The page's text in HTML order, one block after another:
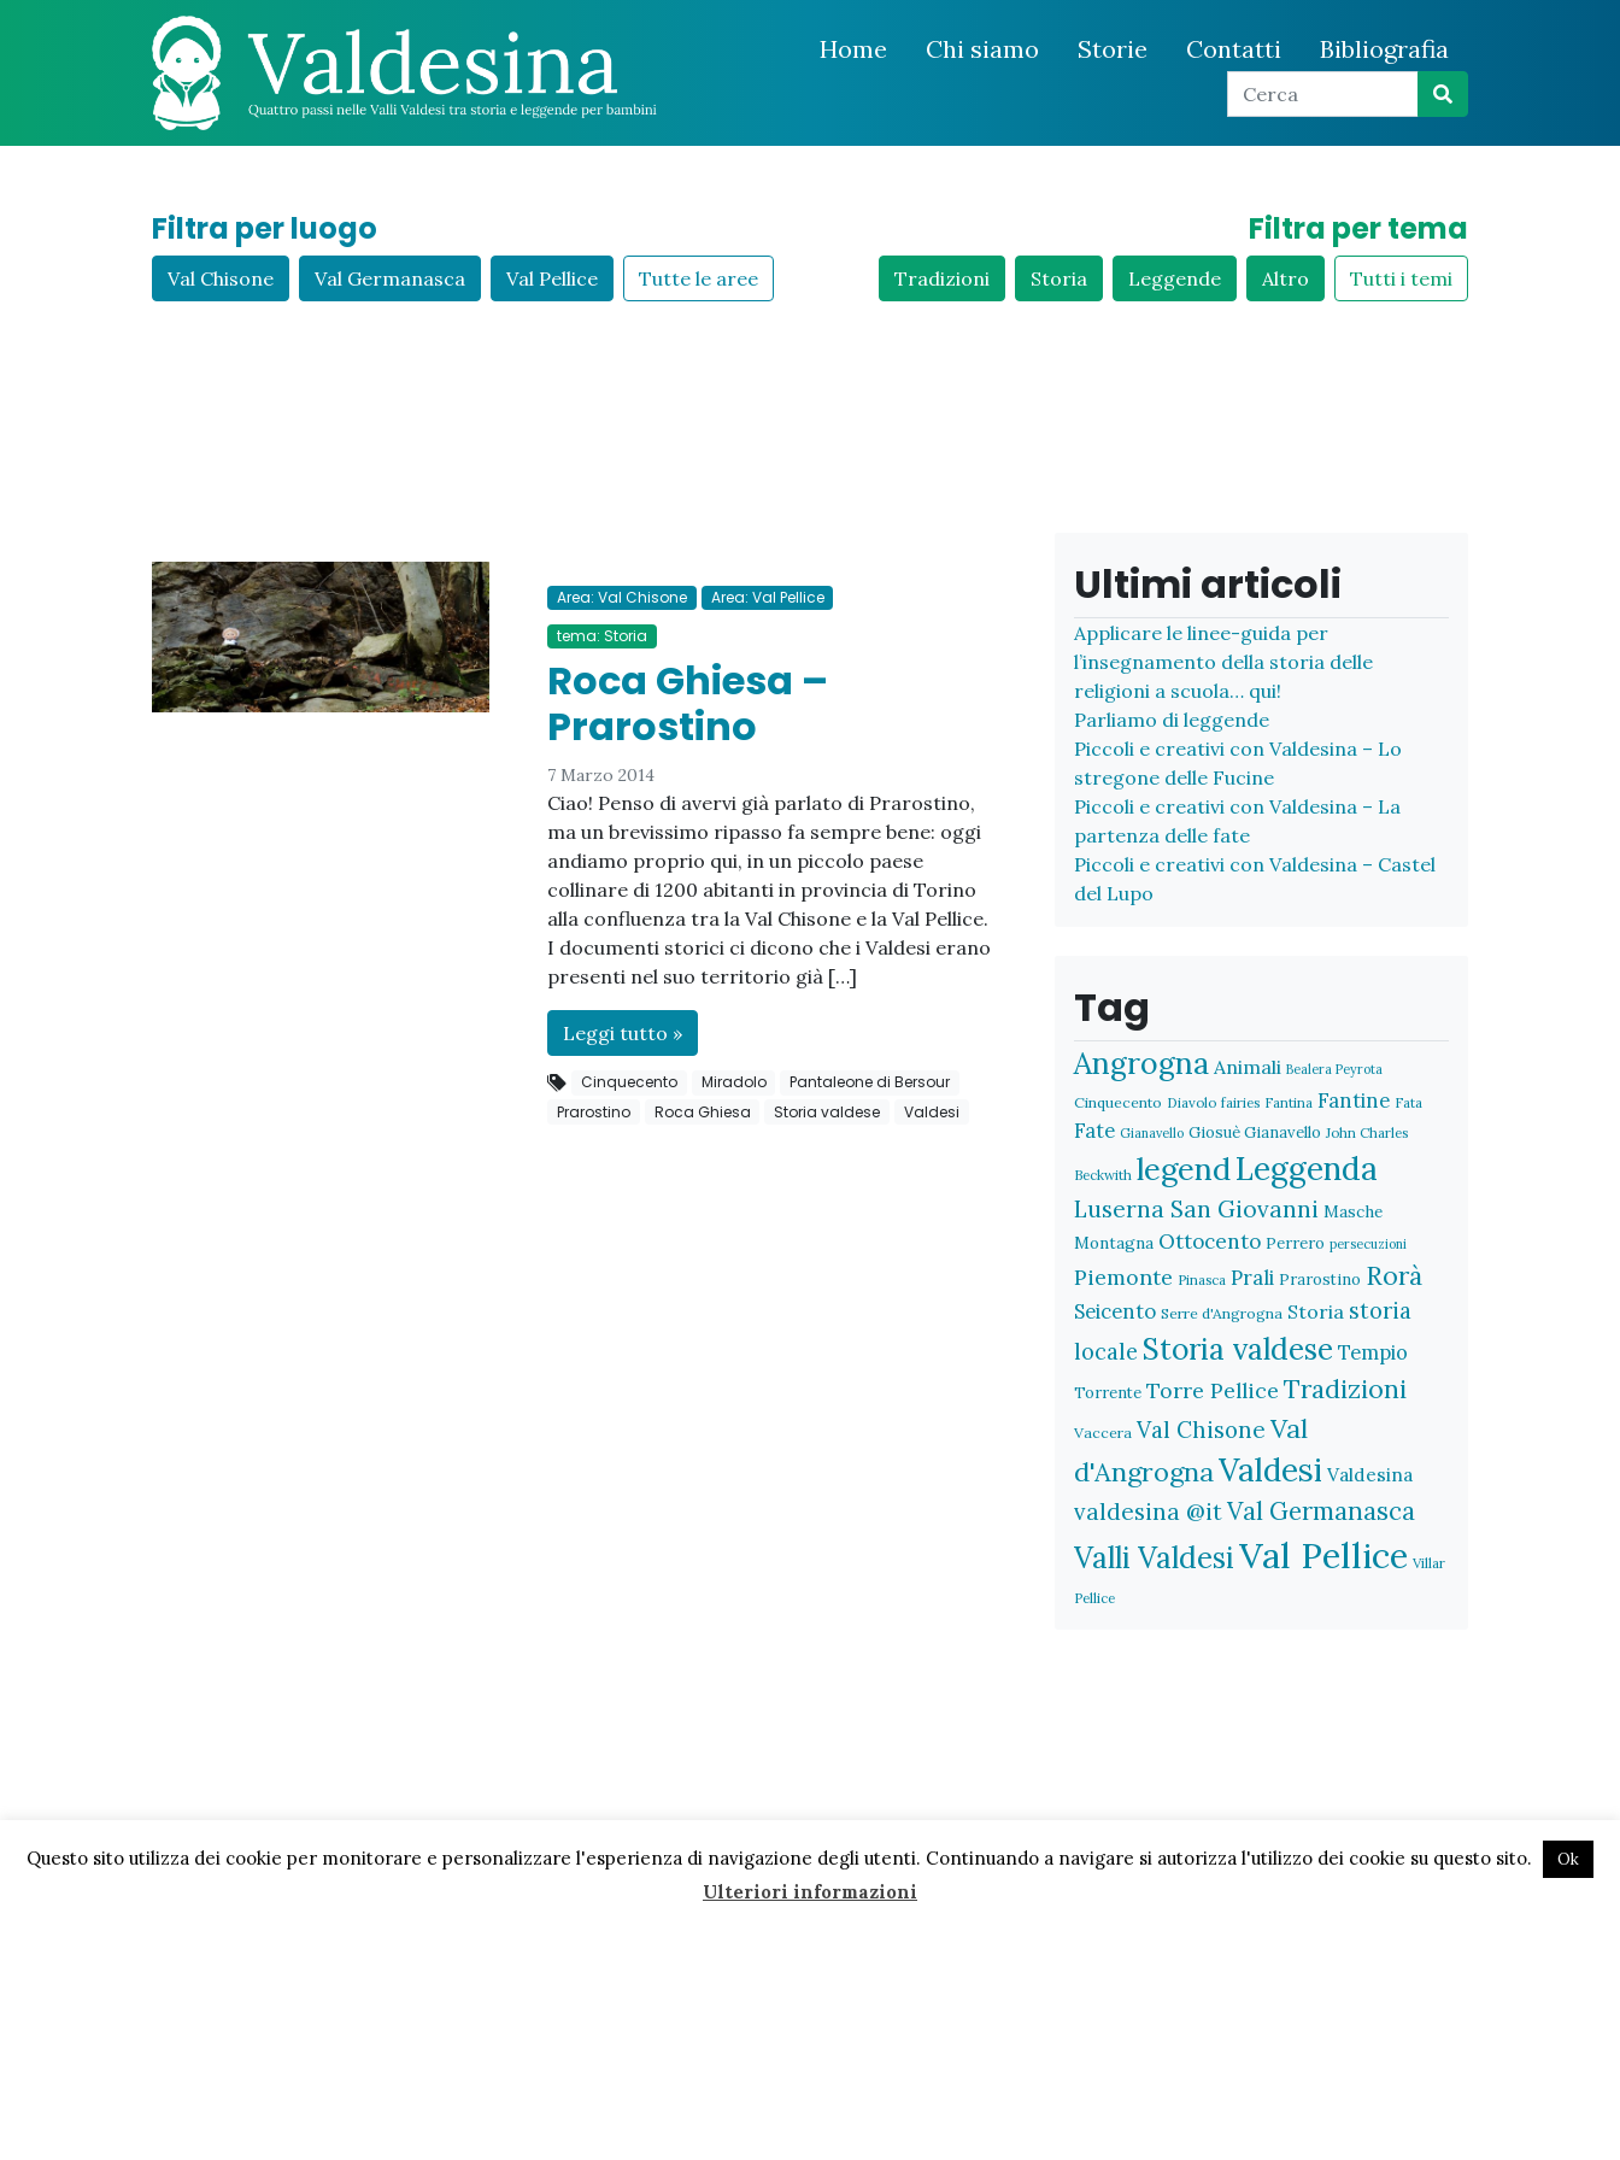
Home Chi siamo Storie Contatti Bibliografia
Filtra per luogo
Val Chisone Val Germanasca Val Pellice Tutte le aree
Filtra per tema
Tradizioni Storia Leggende Altro Tutti i temi
Area: Val Chisone
Area: Val Pellice
tema: Storia
Roca Ghiesa –
Prarostino
7 Marzo 2014
Ciao! Penso di avervi già parlato di Prarostino,
ma un brevissimo ripasso fa sempre bene: oggi
andiamo proprio qui, in un piccolo paese
collinare di 1200 abitanti in provincia di Torino
alla confluenza tra la Val Chisone e la Val Pellice.
I documenti storici ci dicono che i Valdesi erano
presenti nel suo territorio già […]
Leggi tutto »
Cinquecento Miradolo
Pantaleone di Bersour
Prarostino
Roca Ghiesa Storia valdese Valdesi
Ultimi articoli
Applicare le linee-guida per
l’insegnamento della storia delle
religioni a scuola… qui!
Parliamo di leggende
Piccoli e creativi con Valdesina – Lo
stregone delle Fucine
Piccoli e creativi con Valdesina – La
partenza delle fate
Piccoli e creativi con Valdesina – Castel
del Lupo
Tag
Angrogna Animali Bealera Peyrota
Cinquecento Diavolo fairies Fantina Fantine Fata
Fate Gianavello Giosuè Gianavello John Charles
Beckwith legendLeggenda
Luserna San Giovanni Masche
Montagna Ottocento Perrero persecuzioni
Piemonte Pinasca Prali Prarostino Rorà
Seicento Serre d'Angrogna Storia storia
locale Storia valdese Tempio
Torrente Torre Pellice Tradizioni
Vaccera Val Chisone Val
d'AngrognaValdesi Valdesina
valdesina @itVal Germanasca
Valli ValdesiVal Pellice Villar
Pellice
Questo sito utilizza dei cookie per monitorare e personalizzare l'esperienza di navigazione degli utenti. Continuando a navigare si autorizza l'utilizzo dei cookie su questo sito. Ok
Ulteriori informazioni